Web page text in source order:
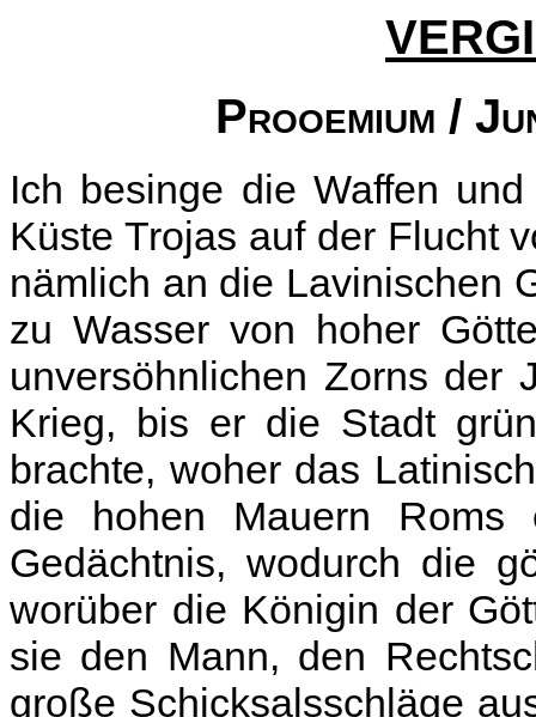
Prooemium /
Ich besinge die Waffen
Küste Trojas auf der Flucht
nämlich an die Lavinischen
zu Wasser von hoher
unversöhnlichen Zorns der
Krieg, bis er die Stadt
brachte, woher das
die hohen Mauern Roms
Gedächtnis, wodurch die
worüber die Königin der
sie den Mann, den
große Schicksalsschläge